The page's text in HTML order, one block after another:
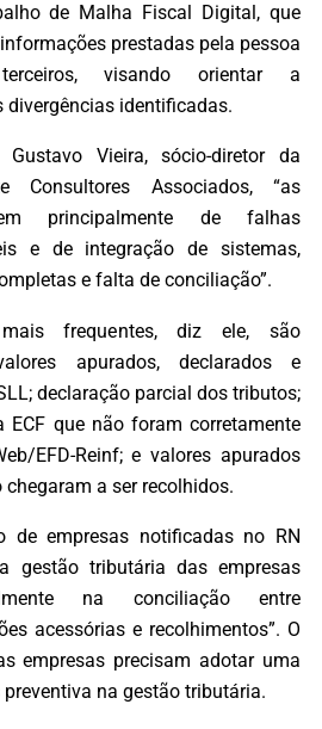
de Malha Fiscal Digital, que
prestadas pela pessoa
visando orientar a
identificadas.
Vieira, sócio-diretor da
Consultores Associados, “as
principalmente de falhas
e de integração de sistemas,
e falta de conciliação”.
frequentes, diz ele, são
apurados, declarados e
declaração parcial dos tributos;
que não foram corretamente
EFD-Reinf; e valores apurados
a ser recolhidos.
de empresas notificadas no RN
gestão tributária das empresas
na conciliação entre
acessórias e recolhimentos”. O
empresas precisam adotar uma
na gestão tributária.